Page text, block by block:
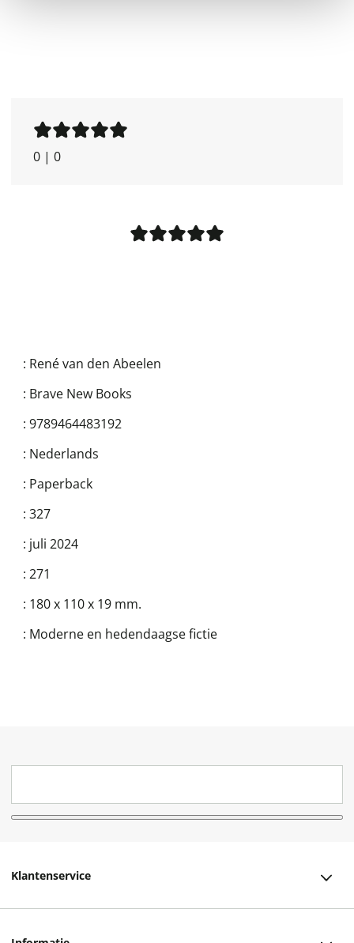
0 | 0
: René van den Abeelen
: Brave New Books
: 9789464483192
: Nederlands
: Paperback
: 327
: juli 2024
: 271
: 180 x 110 x 19 mm.
: Moderne en hedendaagse fictie
Klantenservice